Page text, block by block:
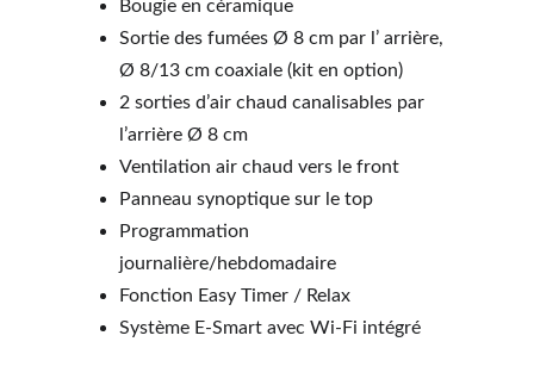
Bougie en céramique
Sortie des fumées Ø 8 cm par l’ arrière,
Ø 8/13 cm coaxiale (kit en option)
2 sorties d’air chaud canalisables par
l’arrière Ø 8 cm
Ventilation air chaud vers le front
Panneau synoptique sur le top
Programmation
journalière/hebdomadaire
Fonction Easy Timer / Relax
Système E-Smart avec Wi-Fi intégré